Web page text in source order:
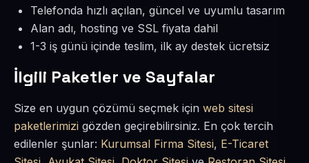
Telefonda hızlı açılan, güncel ve uyumlu tasarım
Alan adı, hosting ve SSL fiyata dahil
1-3 iş günü içinde teslim, ilk ay destek ücretsiz
İlgili Paketler ve Sayfalar
Size en uygun çözümü seçmek için web sitesi
paketlerimizi gözden geçirebilirsiniz. En çok tercih
edilenler şunlar: Kurumsal Firma Sitesi, E-Ticaret